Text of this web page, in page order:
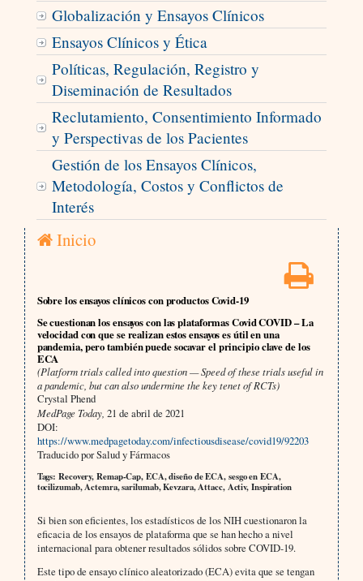
Globalización y Ensayos Clínicos
Ensayos Clínicos y Ética
Políticas, Regulación, Registro y
Diseminación de Resultados
Reclutamiento, Consentimiento Informado
y Perspectivas de los Pacientes
Gestión de los Ensayos Clínicos,
Metodología, Costos y Conflictos de
Interés
Inicio
Sobre los ensayos clínicos con productos Covid-19
Se cuestionan los ensayos con las plataformas Covid COVID – La
velocidad con que se realizan estos ensayos es útil en una
pandemia, pero también puede socavar el principio clave de los
ECA
(Platform trials called into question — Speed of these trials useful in
a pandemic, but can also undermine the key tenet of RCTs)
Crystal Phend
MedPage Today, 21 de abril de 2021
DOI:
https://www.medpagetoday.com/infectiousdisease/covid19/92203
Traducido por Salud y Fármacos
Tags: Recovery, Remap-Cap, ECA, diseño de ECA, sesgo en ECA,
tocilizumab, Actemra, sarilumab, Kevzara, Attacc, Activ, Inspiration
Si bien son eficientes, los estadísticos de los NIH cuestionaron la
eficacia de los ensayos de plataforma que se han hecho a nivel
internacional para obtener resultados sólidos sobre COVID-19.
Este tipo de ensayo clínico aleatorizado (ECA) evita que se tengan